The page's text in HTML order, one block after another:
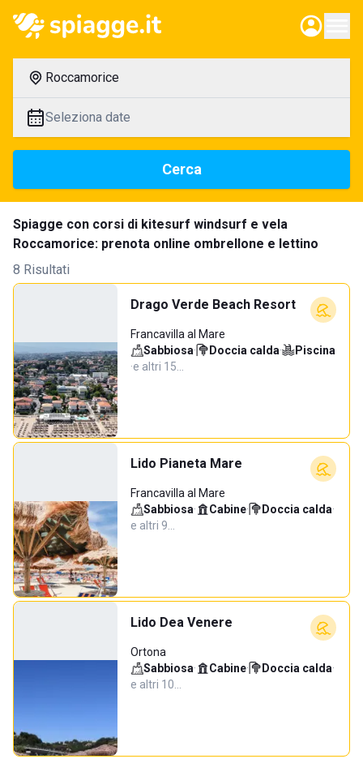
Roccamorice
Seleziona date
Cerca
Spiagge con corsi di kitesurf windsurf e vela
Roccamorice: prenota online ombrellone e lettino
8 Risultati
Drago Verde Beach Resort
Francavilla al Mare
Sabbiosa· Doccia calda·
Piscina
·e altri 15…
Lido Pianeta Mare
Francavilla al Mare
Sabbiosa· Cabine· Doccia calda·
e altri 9…
Lido Dea Venere
Ortona
Sabbiosa· Cabine· Doccia calda·
e altri 10…